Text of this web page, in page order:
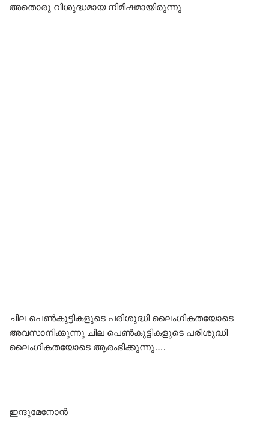
അതൊരു വിശുദ്ധമായ നിമിഷമായിരുന്നു
ചില പെൺകുട്ടികളുടെ പരിശുദ്ധി ലൈംഗികതയോടെ
അവസാനിക്കുന്നു ചില പെൺകുട്ടികളുടെ പരിശുദ്ധി
ലൈംഗികതയോടെ ആരംഭിക്കുന്നു….
ഇന്ദുമേനോൻ